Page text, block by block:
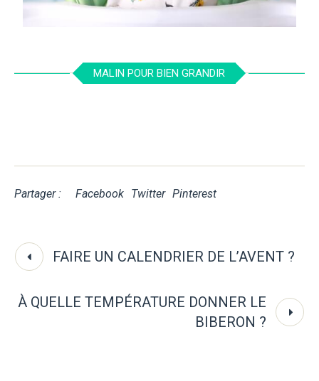
MALIN POUR BIEN GRANDIR
Partager : Facebook Twitter Pinterest
FAIRE UN CALENDRIER DE L’AVENT ?
À QUELLE TEMPÉRATURE DONNER LE
BIBERON ?